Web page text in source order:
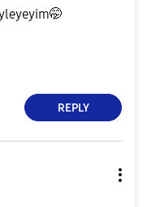
REPLY